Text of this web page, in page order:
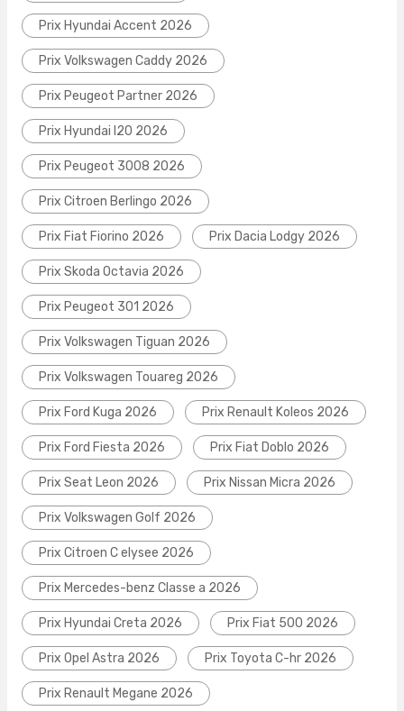
Prix Hyundai Accent 2026
Prix Volkswagen Caddy 2026
Prix Peugeot Partner 2026
Prix Hyundai I20 2026
Prix Peugeot 3008 2026
Prix Citroen Berlingo 2026
Prix Fiat Fiorino 2026 Prix Dacia Lodgy 2026
Prix Skoda Octavia 2026
Prix Peugeot 301 2026
Prix Volkswagen Tiguan 2026
Prix Volkswagen Touareg 2026
Prix Ford Kuga 2026 Prix Renault Koleos 2026
Prix Ford Fiesta 2026 Prix Fiat Doblo 2026
Prix Seat Leon 2026 Prix Nissan Micra 2026
Prix Volkswagen Golf 2026
Prix Citroen C elysee 2026
Prix Mercedes-benz Classe a 2026
Prix Hyundai Creta 2026 Prix Fiat 500 2026
Prix Opel Astra 2026 Prix Toyota C-hr 2026
Prix Renault Megane 2026